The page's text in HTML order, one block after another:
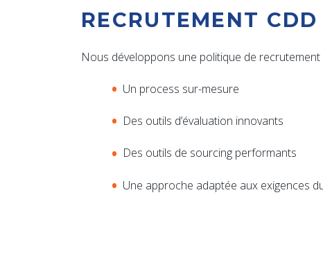
RECRUTEMENT CDD
Nous développons une politique de recrutement
Un process sur-mesure
Des outils d’évaluation innovants
Des outils de sourcing performants
Une approche adaptée aux exigences